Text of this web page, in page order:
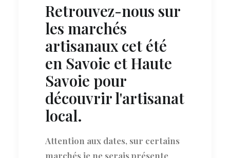
Retrouvez-nous sur
les marchés
artisanaux cet été
en Savoie et Haute
Savoie pour
découvrir l'artisanat
local.
Attention aux dates, sur certains
marchés je ne serais présente